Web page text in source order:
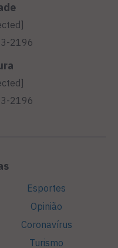
2196
2196
Esportes
Opinião
Coronavírus
Turismo